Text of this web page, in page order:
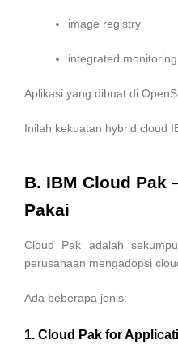
image registry
integrated monitoring
Aplikasi yang dibuat di
Inilah kekuatan hybrid cloud
B. IBM Cloud
Pakai
Cloud Pak adalah
perusahaan mengadopsi
Ada beberapa jenis:
1. Cloud Pak for